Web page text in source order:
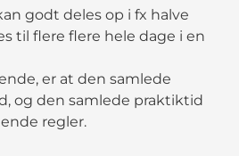
godt deles op i fx halve
til flere flere hele dage i en
er at den samlede
og den samlede praktiktid
regler.